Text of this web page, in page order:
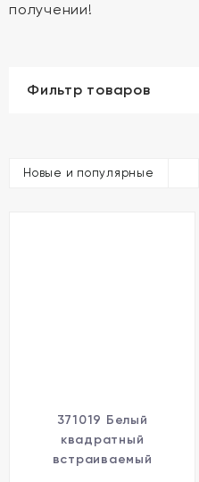
получении!
Фильтр товаров
Новые и популярные
371019 Белый
квадратный
встраиваемый